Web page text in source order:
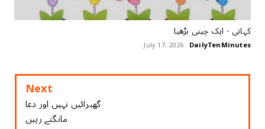
کہانی - ایک چینی بڑھیا
DailyTenMinutes
July 17, 2026
Next
گھبرائیں نہیں اور دعا
مانگتے رہیں